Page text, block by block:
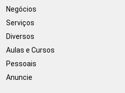
Negócios
Serviços
Diversos
Aulas e Cursos
Pessoais
Anuncie